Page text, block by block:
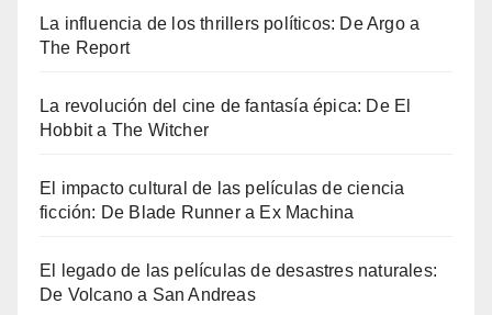
La influencia de los thrillers políticos: De Argo a
The Report
La revolución del cine de fantasía épica: De El
Hobbit a The Witcher
El impacto cultural de las películas de ciencia
ficción: De Blade Runner a Ex Machina
El legado de las películas de desastres naturales:
De Volcano a San Andreas